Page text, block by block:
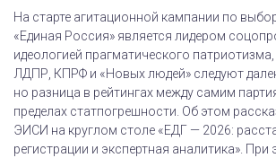
На старте агитационной кампании по
«Единая Россия» является лидером
идеологией прагматического патриотизма,
ЛДПР, КПРФ и «Новых людей» следуют
но разница в рейтингах между самим
пределах статпогрешности. Об этом
ЭИСИ на круглом столе «ЕДГ — 2026:
регистрации и экспертная аналитика». При